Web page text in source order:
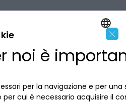
ENGLISH
×
noi è
per la navigazione e per una
cui è necessario acquisire il